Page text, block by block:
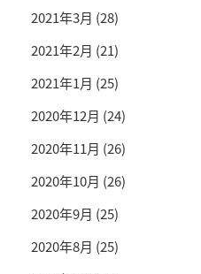
2021年3月 (28)
2021年2月 (21)
2021年1月 (25)
2020年12月 (24)
2020年11月 (26)
2020年10月 (26)
2020年9月 (25)
2020年8月 (25)